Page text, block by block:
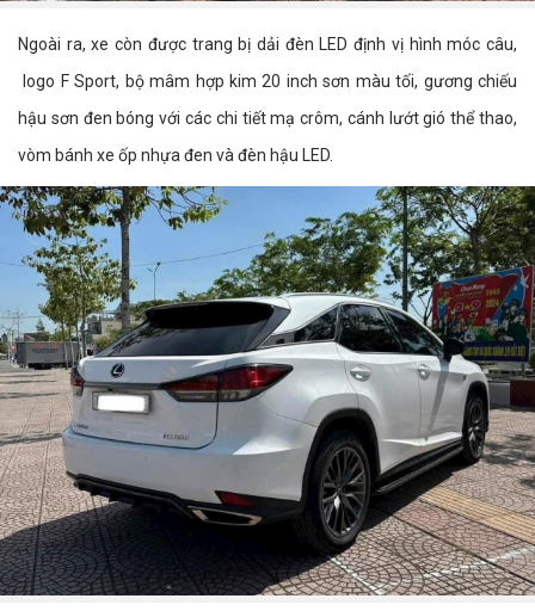
Ngoài ra, xe còn được trang bị dải đèn LED định vị hình móc câu,
logo F Sport, bộ mâm hợp kim 20 inch sơn màu tối, gương chiếu
hậu sơn đen bóng với các chi tiết mạ crôm, cánh lướt gió thể thao,
vòm bánh xe ốp nhựa đen và đèn hậu LED.